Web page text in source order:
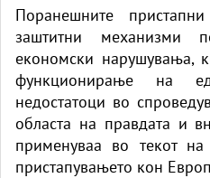
Поранешните
заштитни механизми
економски нарушувања,
функционирање на
недостатоци во
областа на правдата и
применуваа во текот
пристапувањето кон